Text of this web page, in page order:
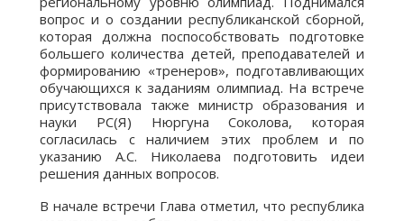
вопрос и о создании республиканской сборной,
которая должна поспособствовать подготовке
большего количества детей, преподавателей и
формированию «тренеров», подготавливающих
обучающихся к заданиям олимпиад. На встрече
присутствовала также министр образования и
науки РС(Я) Нюргуна Соколова, которая
согласилась с наличием этих проблем и по
указанию А.С. Николаева подготовить идеи
решения данных вопросов.
В начале встречи Глава отметил, что республика